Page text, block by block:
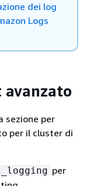
dei log
Logs
sezione per
per il cluster di
per